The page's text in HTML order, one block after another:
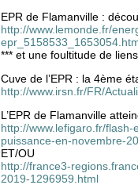
EPR de Flamanville :
http://www.lemonde.fr/
*** et une foultitude de
Cuve de l’EPR : la 4ème
http://www.irsn.fr/FR/
L’EPR de Flamanville
http://www.lefigaro.fr/
puissance-en-novembre-
ET/OU
http://france3-
2019-1296959.html